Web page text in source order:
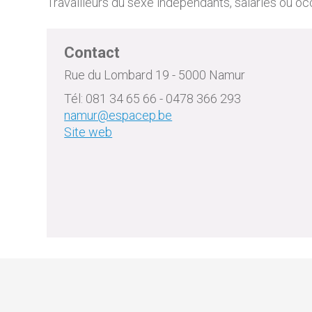
Contact
Rue du Lombard 19 - 5000 Namur
Tél: 081 34 65 66 - 0478 366 293
namur@espacep.be
Site web